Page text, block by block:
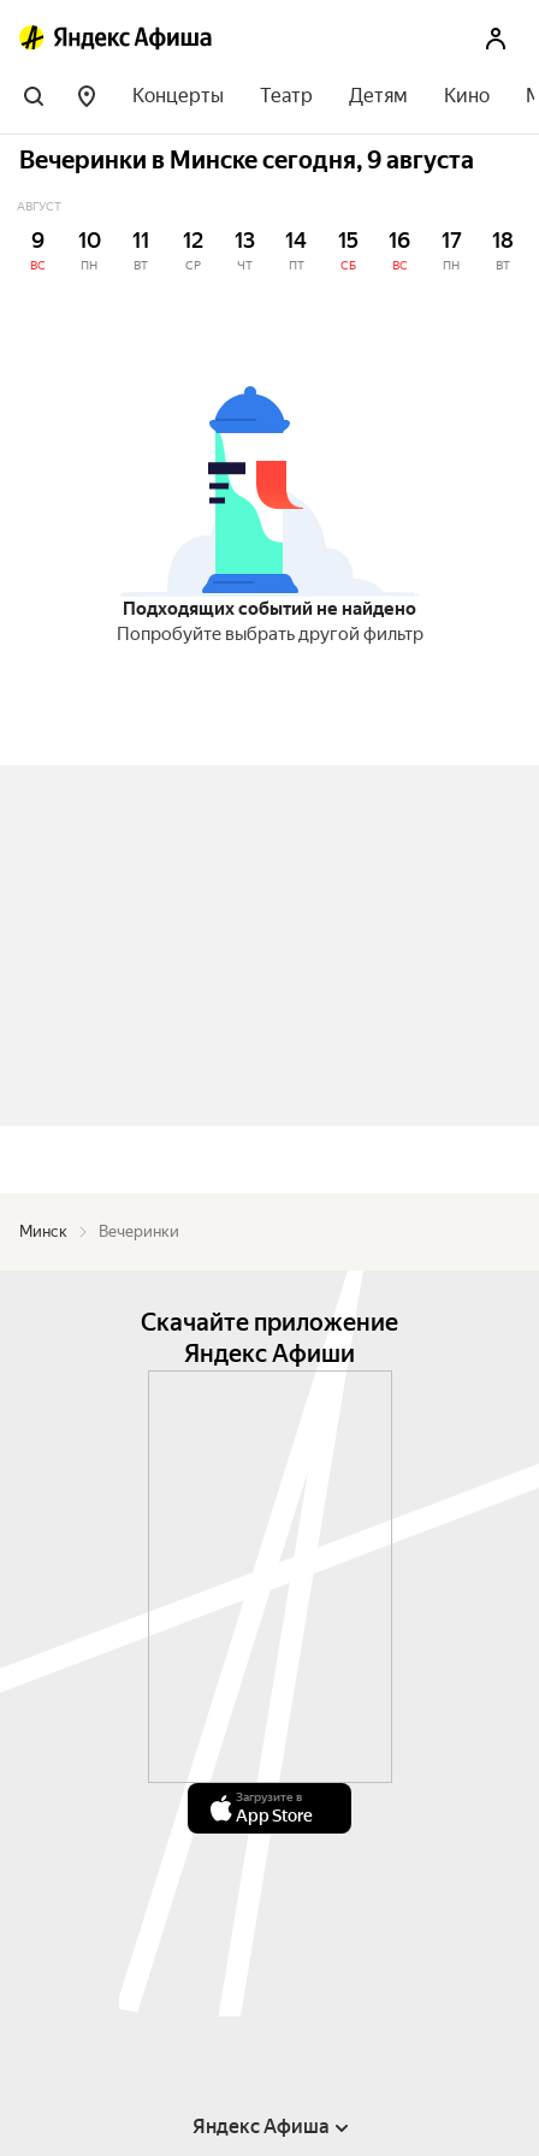
Концерты Театр Детям Кино
Вечеринки в Минске сегодня, 9 августа
АВГУСТ
9
ВС
10
ПН
11
ВТ
12
СР
13
ЧТ
14
ПТ
15
СБ
16
ВС
17
ПН
18
ВТ
Подходящих событий не найдено
Попробуйте выбрать другой фильтр
Минск Вечеринки
Скачайте приложение
Яндекс Афиши
Загрузите в
App Store
Яндекс Афиша